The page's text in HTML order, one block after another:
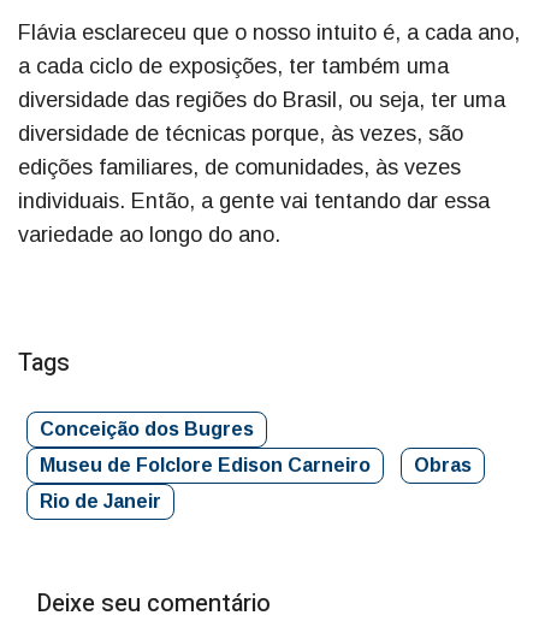
Flávia esclareceu que o nosso intuito é, a cada ano,
a cada ciclo de exposições, ter também uma
diversidade das regiões do Brasil, ou seja, ter uma
diversidade de técnicas porque, às vezes, são
edições familiares, de comunidades, às vezes
individuais. Então, a gente vai tentando dar essa
variedade ao longo do ano.
Tags
Conceição dos Bugres
Museu de Folclore Edison Carneiro
Obras
Rio de Janeir
Deixe seu comentário